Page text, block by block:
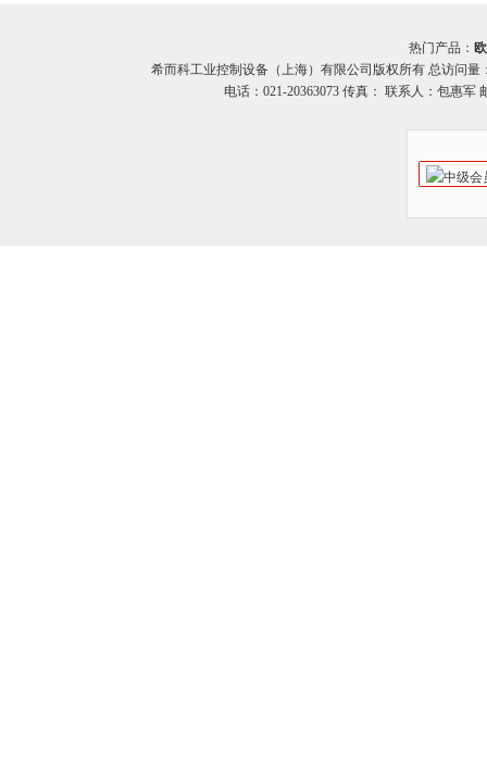
热门产品：
希而科工业控制设备（上海）有限公司版权所有 总访问量
电话：021-20363073 传真： 联系人：包惠军